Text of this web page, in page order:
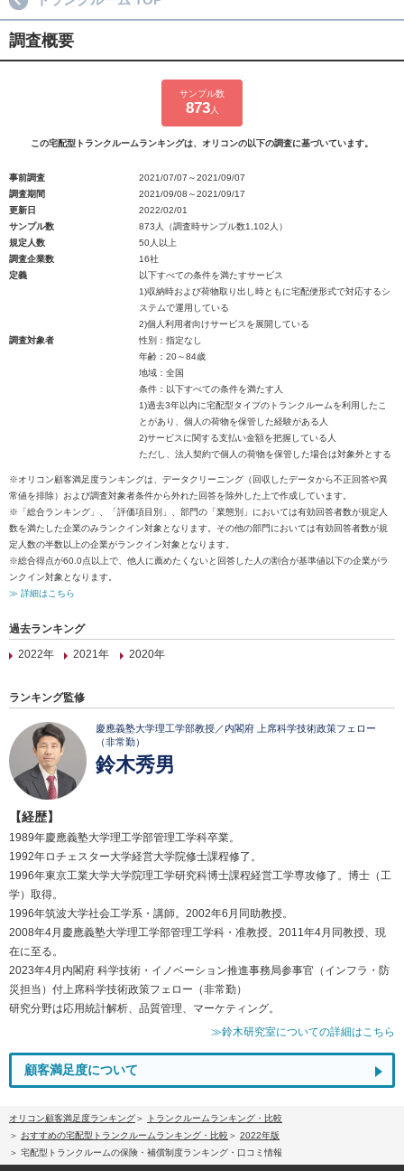
調査概要
サンプル数
873人
この宅配型トランクルームランキングは、オリコンの以下の調査に基づいています。
事前調査
2021/07/07～2021/09/07
調査期間
2021/09/08～2021/09/17
更新日
2022/02/01
サンプル数
873人（調査時サンプル数1,102人）
規定人数
50人以上
調査企業数
16社
定義
以下すべての条件を満たすサービス
1)収納時および荷物取り出し時ともに宅配便形式で対応するシ
ステムで運用している
2)個人利用者向けサービスを展開している
調査対象者
性別：指定なし
年齢：20～84歳
地域：全国
条件：以下すべての条件を満たす人
1)過去3年以内に宅配型タイプのトランクルームを利用したこ
とがあり、個人の荷物を保管した経験がある人
2)サービスに関する支払い金額を把握している人
ただし、法人契約で個人の荷物を保管した場合は対象外とする
※オリコン顧客満足度ランキングは、データクリーニング（回収したデータから不正回答や異
常値を排除）および調査対象者条件から外れた回答を除外した上で作成しています。
※「総合ランキング」、「評価項目別」、部門の「業態別」においては有効回答者数が規定人
数を満たした企業のみランクイン対象となります。その他の部門においては有効回答者数が規
定人数の半数以上の企業がランクイン対象となります。
※総合得点が60.0点以上で、他人に薦めたくないと回答した人の割合が基準値以下の企業がラ
ンクイン対象となります。
≫ 詳細はこちら
過去ランキング
2022年
2021年 2020年
ランキング監修
慶應義塾大学理工学部教授／内閣府 上席科学技術政策フェロー
（非常勤）
鈴木秀男
【経歴】
1989年慶應義塾大学理工学部管理工学科卒業。
1992年ロチェスター大学経営大学院修士課程修了。
1996年東京工業大学大学院理工学研究科博士課程経営工学専攻修了。博士（工
学）取得。
1996年筑波大学社会工学系・講師。2002年6月同助教授。
2008年4月慶應義塾大学理工学部管理工学科・准教授。2011年4月同教授、現
在に至る。
2023年4月内閣府 科学技術・イノベーション推進事務局参事官（インフラ・防
災担当）付上席科学技術政策フェロー（非常勤）
研究分野は応用統計解析、品質管理、マーケティング。
≫鈴木研究室についての詳細はこちら
顧客満足度について
オリコン顧客満足度ランキング
トランクルームランキング・比較
おすすめの宅配型トランクルームランキング・比較
2022年版
宅配型トランクルームの保険・補償制度ランキング・口コミ情報